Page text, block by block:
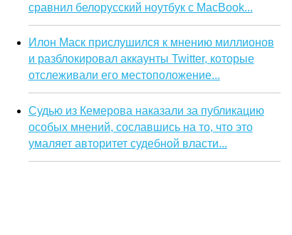
сравнил белорусский ноутбук с MacBook...
Илон Маск прислушился к мнению миллионов
и разблокировал аккаунты Twitter, которые
отслеживали его местоположение...
Судью из Кемерова наказали за публикацию
особых мнений, сославшись на то, что это
умаляет авторитет судебной власти...